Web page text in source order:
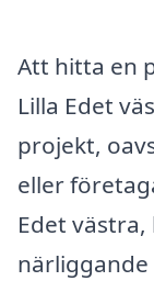
Att hitta en
Lilla Edet
projekt,
eller
Edet